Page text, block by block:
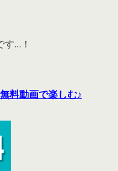
…！
料動画で楽しむ♪